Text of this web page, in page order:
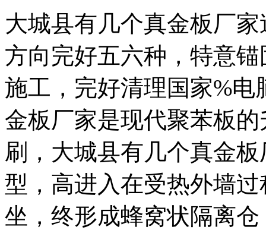
大城县有几个真金板厂
方向完好五六种，特意
施工，完好清理国家%
金板厂家是现代聚苯板
刷，大城县有几个真金
型，高进入在受热外墙
坐，终形成蜂窝状隔离